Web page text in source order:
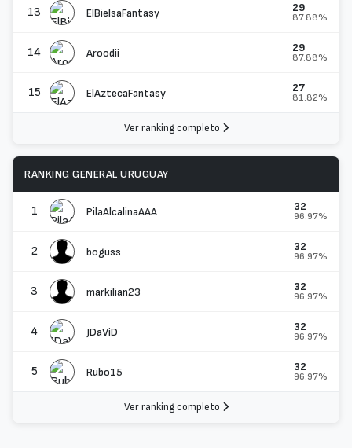
13 ElBielsaFantasy 29
87.88%
14 Aroodii 29
87.88%
15 ElAztecaFantasy 27
81.82%
Ver ranking completo
RANKING GENERAL URUGUAY
1 PilaAlcalinaAAA 32
96.97%
2 boguss 32
96.97%
3 markilian23 32
96.97%
4 JDaViD 32
96.97%
5 Rubo15 32
96.97%
Ver ranking completo